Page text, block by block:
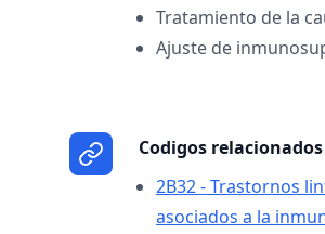
Tratamiento de la
Ajuste de
Codigos relacionados
2B32 - Trastornos
asociados a la